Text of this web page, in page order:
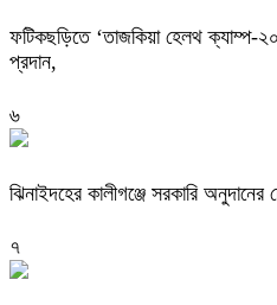
ফটিকছড়িতে ‘তাজকিয়া হেলথ ক্যাম্প-
প্রদান,
৬
ঝিনাইদহের কালীগঞ্জে সরকারি অনুদানের
৭